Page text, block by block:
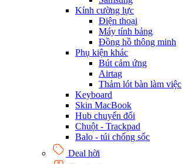
Kính cường lực
Điện thoại
Máy tính bảng
Đồng hồ thông minh
Phụ kiện khác
Bút cảm ứng
Airtag
Thảm lót bàn làm việc
Keyboard
Skin MacBook
Hub chuyển đổi
Chuột - Trackpad
Balo - túi chống sốc
Deal hời